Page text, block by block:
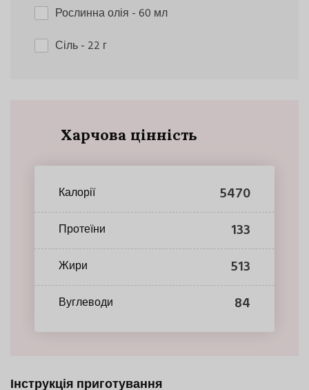
Рослинна олія - 60 мл
Сіль- 22 г
Харчова цінність
Калорії 5470
Протеїни 133
Жири 513
Вуглеводи 84
Інструкція приготування